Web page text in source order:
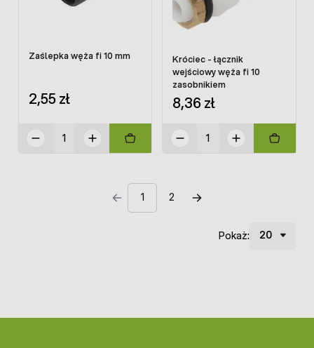
Zaślepka węża fi 10 mm
2,55 zł
Króciec - łącznik
wejściowy węża fi 10
zasobnikiem
8,36 zł
1 2
Pokaż: